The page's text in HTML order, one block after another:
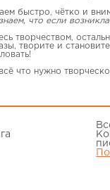
быстро, чётко и
что если
творчеством,
творите и
что нужно